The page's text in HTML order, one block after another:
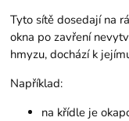
Tyto sítě dosedají na
okna po zavření
hmyzu, dochází k
Například:
na křídle je